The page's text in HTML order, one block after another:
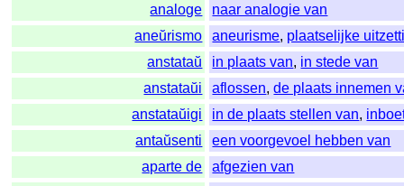
analoge
naar analogie van
aneŭrismo
aneurisme, plaatselijke
anstataŭ
in plaats van, in stede van
anstataŭi
aflossen,de plaats innemen
anstataŭigi
in de plaats stellen van,
antaŭsenti
een voorgevoel hebben van
aparte de
afgezien van